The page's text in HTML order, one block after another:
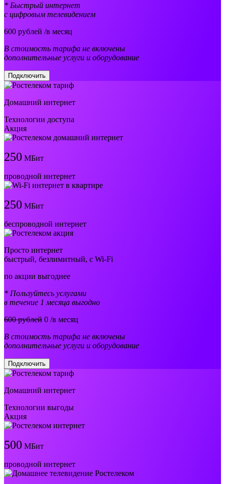
* Быстрый интернет
с цифровым телевидением
600 рублей /в месяц
В стоимость тарифа не включены
дополнительные услуги и оборудование
Подключить
Домашний интернет
Технологии доступа
Акция
250 МБит
проводной интернет
250 МБит
беспроводной интернет
Просто интернет
быстрый, безлимитный, с Wi-Fi
по акции выгоднее
* Пользуйтесь услугами
в течение 1 месяца выгодно
600 рублей 0 /в месяц
В стоимость тарифа не включены
дополнительные услуги и оборудование
Подключить
Домашний интернет
Технологии выгоды
Акция
500 МБит
проводной интернет